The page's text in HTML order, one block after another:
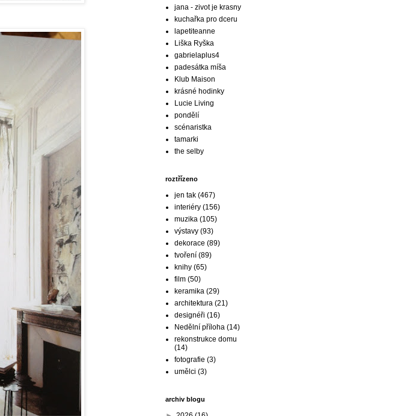
jana - zivot je krasny
kuchařka pro dceru
lapetiteanne
Liška Ryška
gabrielaplus4
padesátka míša
Klub Maison
krásné hodinky
Lucie Living
pondělí
scénaristka
tamarki
the selby
roztřízeno
jen tak (467)
interiéry (156)
muzika (105)
výstavy (93)
dekorace (89)
tvoření (89)
knihy (65)
film (50)
keramika (29)
architektura (21)
designéři (16)
Nedělní příloha (14)
rekonstrukce domu
(14)
fotografie (3)
umělci (3)
archiv blogu